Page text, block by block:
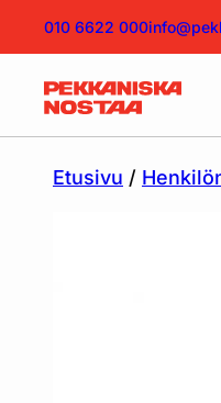
010 6622 000
Etusivu /